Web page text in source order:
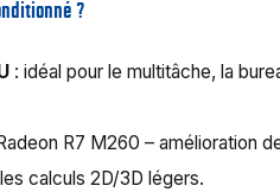
?
: idéal pour le multitâche, la
R7 M260 – amélioration
calculs 2D/3D légers.